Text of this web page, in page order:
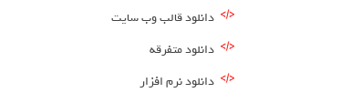
دانلود قالب وب سایت
دانلود متفرقه
دانلود نرم افزار